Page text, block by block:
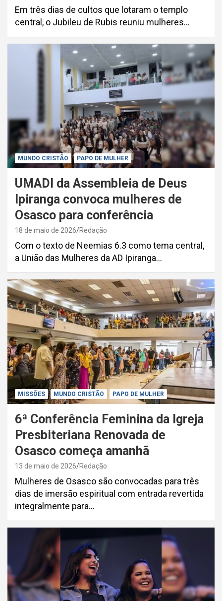
Em três dias de cultos que lotaram o templo
central, o Jubileu de Rubis reuniu mulheres…
MUNDO CRISTÃO PAPO DE MULHER
UMADI da Assembleia de Deus
Ipiranga convoca mulheres de
Osasco para conferência
18 de maio de 2026 Redação
Com o texto de Neemias 6.3 como tema central,
a União das Mulheres da AD Ipiranga…
MISSÕES MUNDO CRISTÃO PAPO DE MULHER
6ª Conferência Feminina da Igreja
Presbiteriana Renovada de
Osasco começa amanhã
13 de maio de 2026 Redação
Mulheres de Osasco são convocadas para três
dias de imersão espiritual com entrada revertida
integralmente para…